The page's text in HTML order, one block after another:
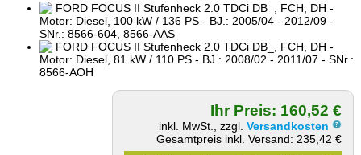
FORD FOCUS II Stufenheck 2.0 TDCi DB_, FCH, DH -
Motor: Diesel, 100 kW / 136 PS - BJ.: 2005/04 - 2012/09 -
SNr.: 8566-604, 8566-AAS
FORD FOCUS II Stufenheck 2.0 TDCi DB_, FCH, DH -
Motor: Diesel, 81 kW / 110 PS - BJ.: 2008/02 - 2011/07 - SNr.:
8566-AOH
Ihr Preis: 160,52 €
inkl. MwSt., zzgl.Versandkosten
Gesamtpreis inkl. Versand: 235,42 €